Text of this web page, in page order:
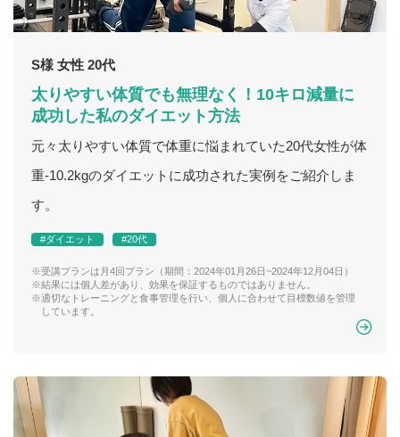
S様 女性 20代
太りやすい体質でも無理なく！10キロ減量に
成功した私のダイエット方法
元々太りやすい体質で体重に悩まれていた20代女性が体
重-10.2kgのダイエットに成功された実例をご紹介しま
す。
#ダイエット #20代
※受講プランは月4回プラン（期間：2024年01月26日~2024年12月04日）
※結果には個人差があり、効果を保証するものではありません。
※適切なトレーニングと食事管理を行い、個人に合わせて目標数値を管理
しています。